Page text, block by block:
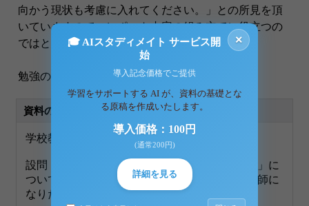
向かう現状も考慮に入れてください。」との所見を頂
いていますので、レポート内容の組み立てに役立つの
ではと思います。
勉強の参考にして下されば幸いです。
資料の原本内容
学校教育職入門 S0525 評価A
設問：現代の「教師に求められる資質とは何か」に
ついてまとめたうえで、あなたはどのような教師に
なりたいのかについて述べてください。
×
🎓 AIスタディメイト サービス開
始
導入記念価格でご提供
学習をサポートする AI が、資料の基礎とな
る原稿を作成いたします。
導入価格：100円
(通常200円)
詳細を見る